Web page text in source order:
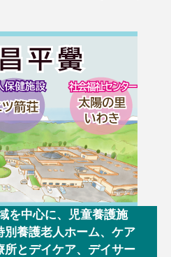
を中心に、児童養護施
養護老人ホーム、ケア
とデイケア、デイサー